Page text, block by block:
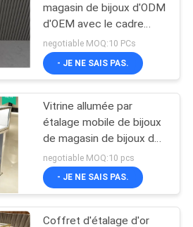
magasin de bijoux d'ODM
d'OEM avec le cadre
d'alliage d'aluminium
negotiable MOQ:10 PCs
- JE NE SAIS PAS.
Vitrine allumée par
étalage mobile de bijoux
de magasin de bijoux de
cadre d'alliage
d'aluminium
negotiable MOQ:10 pcs
- JE NE SAIS PAS.
Coffret d'étalage d'or